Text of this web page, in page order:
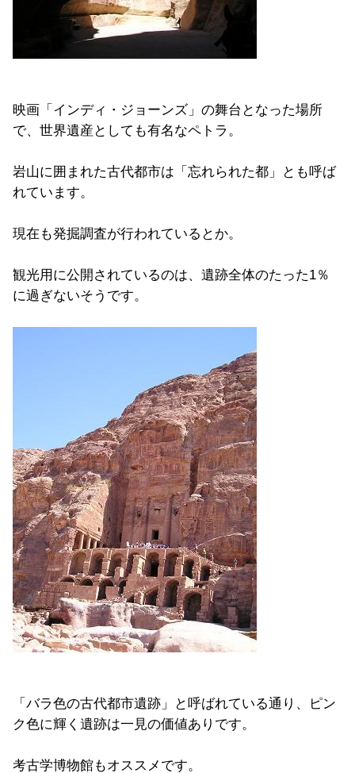
映画「インディ・ジョーンズ」の舞台となった場所
で、世界遺産としても有名なペトラ。
岩山に囲まれた古代都市は「忘れられた都」とも呼ば
れています。
現在も発掘調査が行われているとか。
観光用に公開されているのは、遺跡全体のたった1％
に過ぎないそうです。
「バラ色の古代都市遺跡」と呼ばれている通り、ピン
ク色に輝く遺跡は一見の価値ありです。
考古学博物館もオススメです。